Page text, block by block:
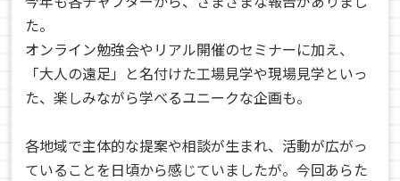
た。
オンライン勉強会やリアル開催のセミナーに加え、
「大人の遠足」と名付けた工場見学や現場見学といっ
た、楽しみながら学べるユニークな企画も。
各地域で主体的な提案や相談が生まれ、活動が広がっ
ていることを日頃から感じていましたが。今回あらた